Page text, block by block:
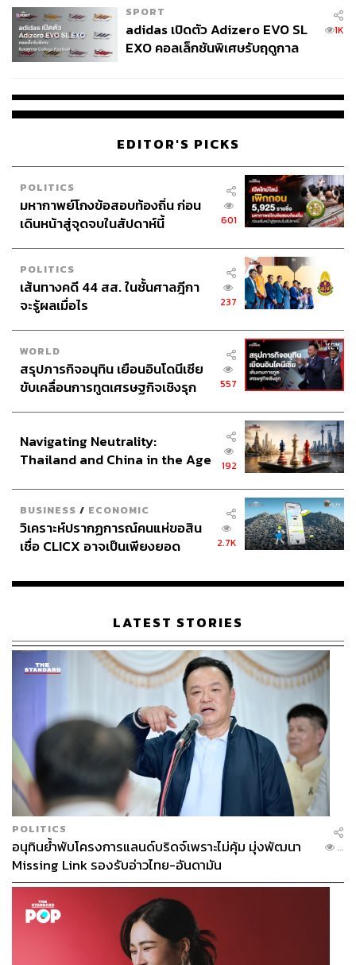
SPORT
adidas เปิดตัว Adizero EVO SL
EXO คอลเล็กชันพิเศษรับฤดูกาล
1K
EDITOR'S PICKS
POLITICS
มหากาพย์โกงข้อสอบท้องถิ่น ก่อน
เดินหน้าสู่จุดจบในสัปดาห์นี้
601
POLITICS
เส้นทางคดี 44 สส. ในชั้นศาลฎีกา
จะรู้ผลเมื่อไร
237
WORLD
สรุปภารกิจอนุทิน เยือนอินโดนีเซีย
ขับเคลื่อนการทูตเศรษฐกิจเชิงรุก
557
Navigating Neutrality:
Thailand and China in the Age
192
BUSINESS / ECONOMIC
วิเคราะห์ปรากฏการณ์คนแห่ขอสิน
เชื่อ CLICX อาจเป็นเพียงยอด
เรือนไทยที่ถูกซุกไว้
2.7K
LATEST STORIES
POLITICS
อนุทินย้ำพับโครงการแลนด์บริดจ์เพราะไม่คุ้ม มุ่งพัฒนา
Missing Link รองรับอ่าวไทย-อันดามัน
...